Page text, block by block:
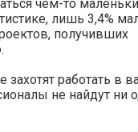
чем-то
лишь 3,4%
получивших
захотят работать в
не найдут ни